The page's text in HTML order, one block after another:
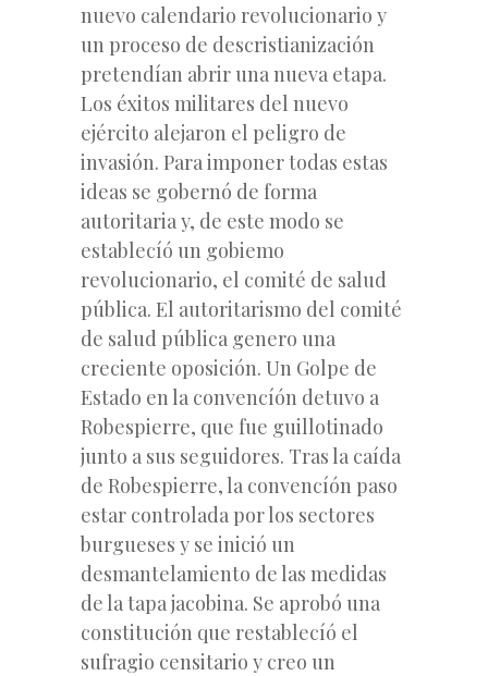
nuevo calendario revolucionario y
un proceso de descristianización
pretendían abrir una nueva etapa.
Los éxitos militares del nuevo
ejército alejaron el peligro de
invasión. Para imponer todas estas
ideas se gobernó de forma
autoritaria y, de este modo se
establecíó un gobiemo
revolucionario, el comité de salud
pública. El autoritarismo del comité
de salud pública genero una
creciente oposición. Un Golpe de
Estado en la convencíón detuvo a
Robespierre, que fue guillotinado
junto a sus seguidores. Tras la caída
de Robespierre, la convencíón paso
estar controlada por los sectores
burgueses y se inició un
desmantelamiento de las medidas
de la tapa jacobina. Se aprobó una
constitución que restablecíó el
sufragio censitario y creo un